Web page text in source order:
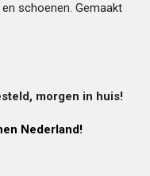
en schoenen. Gemaakt
morgen in huis!
Nederland!